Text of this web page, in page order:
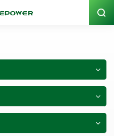
Lagercode: 300062